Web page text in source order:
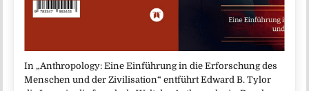
In „Anthropology: Eine Einführung in die Erforschung des
Menschen und der Zivilisation“ entführt Edward B. Tylor